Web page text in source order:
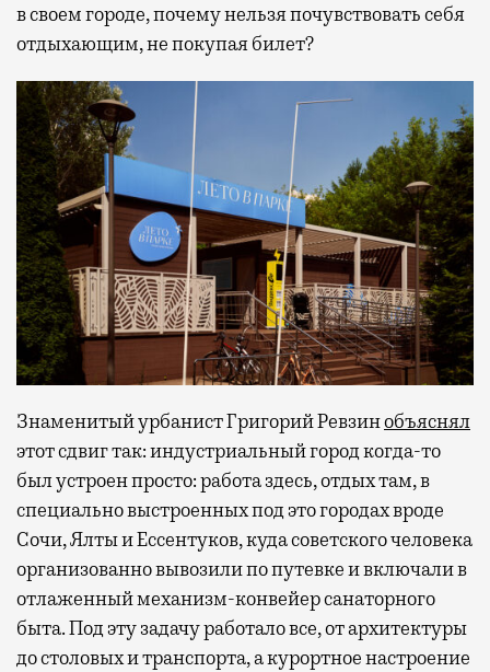
в своем городе, почему нельзя почувствовать себя
отдыхающим, не покупая билет?
Знаменитый урбанист Григорий Ревзинобъяснял
этот сдвиг так: индустриальный город когда-то
был устроен просто: работа здесь, отдых там, в
специально выстроенных под это городах вроде
Сочи, Ялты и Ессентуков, куда советского человека
организованно вывозили по путевке и включали в
отлаженный механизм-конвейер санаторного
быта. Под эту задачу работало все, от архитектуры
до столовых и транспорта, а курортное настроение